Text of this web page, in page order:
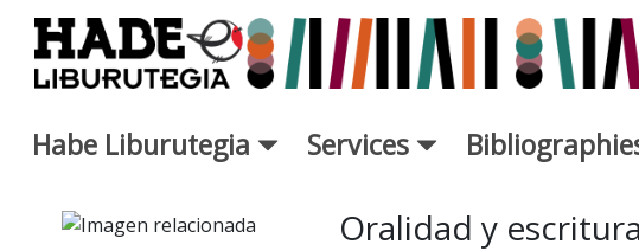
Saut au contenu principal
Habe Liburutegia Services
Fiche de Nouveaux Livres -
Oralidad y